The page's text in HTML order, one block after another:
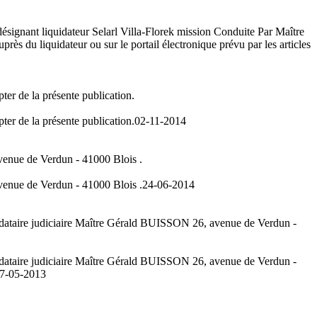
liquidateur Selarl Villa-Florek mission Conduite Par Maître
du liquidateur ou sur le portail électronique prévu par les articles
de la présente publication.
de la présente publication.02-11-2014
de Verdun - 41000 Blois .
de Verdun - 41000 Blois .24-06-2014
judiciaire Maître Gérald BUISSON 26, avenue de Verdun -
judiciaire Maître Gérald BUISSON 26, avenue de Verdun -
05-2013